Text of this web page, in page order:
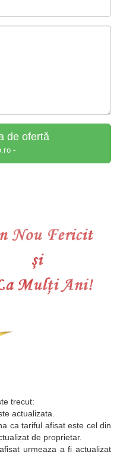
de ofertă
-
trecut:
actualizata.
ca tariful afisat este cel din
de proprietar.
urmeaza a fi actualizat